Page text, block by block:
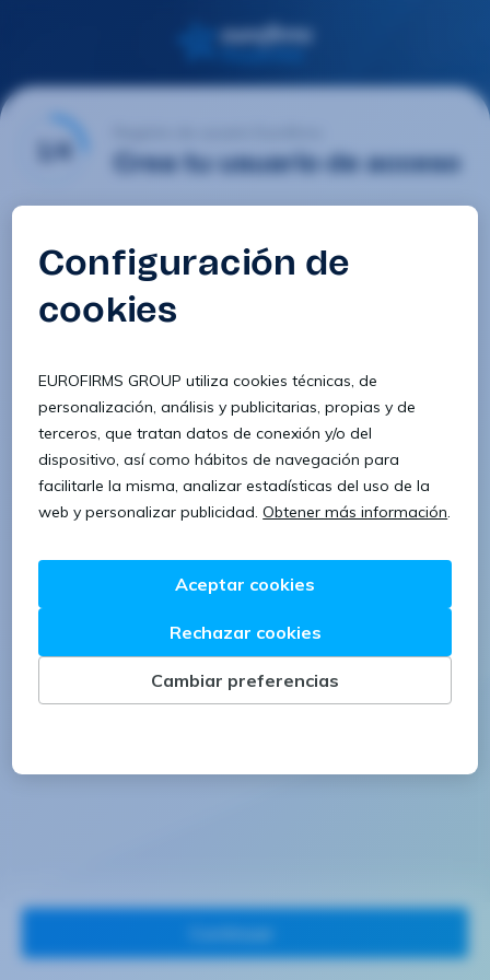
1/4 Crea tu usuario de acceso
Contraseña
Confirmar contraseña
8 caracteres 1 letra minúscula
1 letra mayúscula 1 número